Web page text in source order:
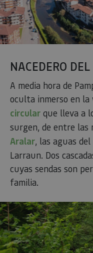
NACEDERO
A media hora de
oculta inmerso en la
circular que lleva a
surgen, de entre las
Aralar, las aguas
Larraun. Dos
cuyas sendas son
familia.